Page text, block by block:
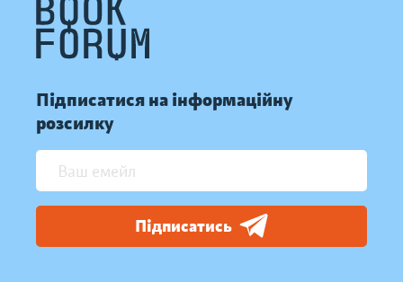
Підписатися на інформаційну
розсилку
Підписатись